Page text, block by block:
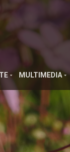
MULTIMEDIA